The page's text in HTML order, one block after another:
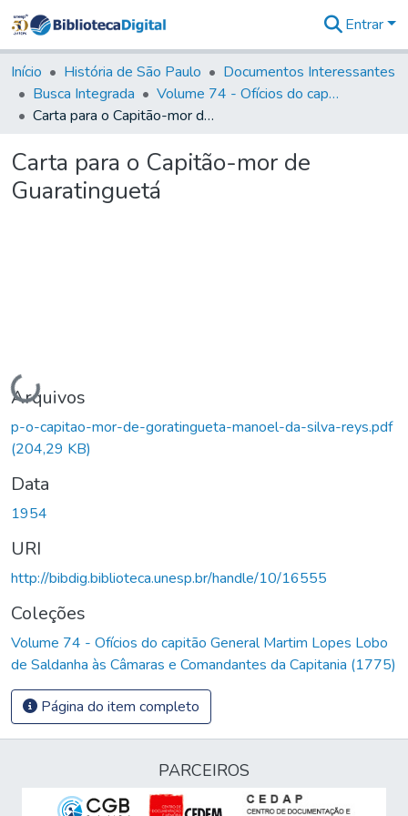
&
Coleções
Tudo na
Biblioteca
Estatísticas
Entrar
Início História de São Paulo
Documentos Interessantes
Busca Integrada
Volume 74 - Ofícios do capitão General Martim Lopes Lobo de Saldanha às Câmaras e Comandantes da Capitania (1775)
Carta para o Capitão-mor de Guaratinguetá
Carta para o Capitão-mor de
Guaratinguetá
Carregando...
Arquivos
p-o-capitao-mor-de-goratingueta-manoel-da-silva-reys.pdf
(204,29 KB)
Data
1954
URI
http://bibdig.biblioteca.unesp.br/handle/10/16555
Coleções
Volume 74 - Ofícios do capitão General Martim Lopes Lobo
de Saldanha às Câmaras e Comandantes da Capitania (1775)
Página do item completo
PARCEIROS